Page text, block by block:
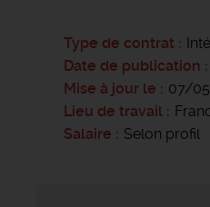
Type de contrat
Date de publication
Mise à jour le
07/
Lieu de travail
Salaire
Selon profil